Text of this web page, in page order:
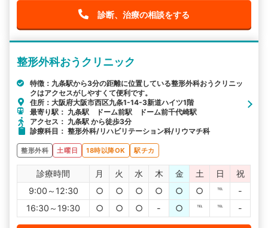
診断、治療の相談をする
整形外科おうクリニック
特徴：九条駅から3分の距離に位置している整形外科おうクリニッ
クはアクセスがしやすくて便利です。
住所：大阪府大阪市西区九条1-14-3新道ハイツ1階
最寄り駅： 九条駅 ドーム前駅 ドーム前千代崎駅
アクセス： 九条駅 から徒歩3分
診療科目： 整形外科/リハビリテーション科/リウマチ科
整形外科 土曜日 18時以降OK 駅チカ
診療時間 月 火 水 木 金 土 日
祝
9:00～12:30
○ ○ ○ ○ ○ ○ ℡
-
16:30～19:30
○ ○ ○ - ○ ℡ ℡ -